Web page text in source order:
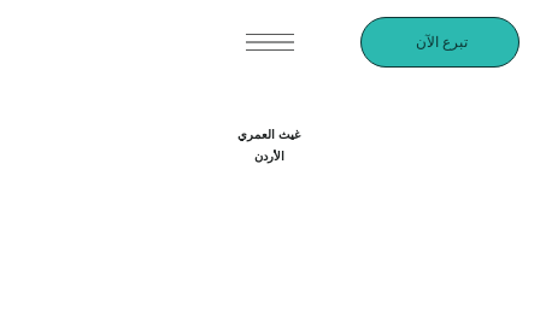
تبرع الآن
غيث العمري
الأردن